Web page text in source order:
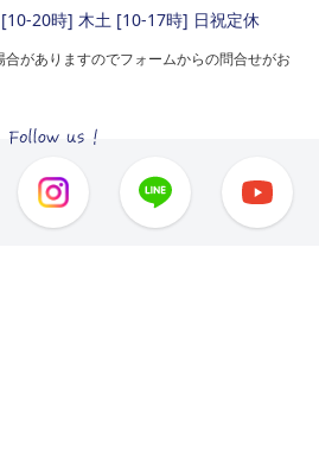
20時] 木土 [10-17時] 日祝定休
がありますのでフォームからの問合せがお